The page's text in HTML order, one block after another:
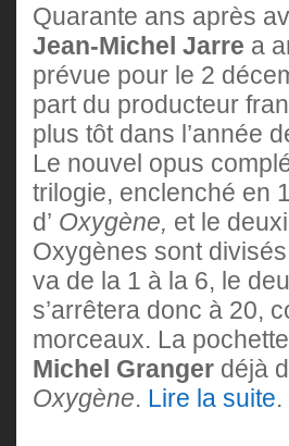
Quarante ans après
Jean-Michel Jarre a
prévue pour le 2
part du producteur
plus tôt dans l’année
Le nouvel opus
trilogie, enclenché en
d’ Oxygène, et le
Oxygènes sont
va de la 1 à la 6, le
s’arrêtera donc à 20,
morceaux. La
Michel Granger déjà
Oxygène. Lire la suite.